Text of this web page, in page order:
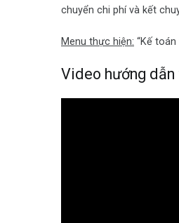
chuyển chi phí và kết
Menu thực hiện: “Kế
Video hướng dẫn